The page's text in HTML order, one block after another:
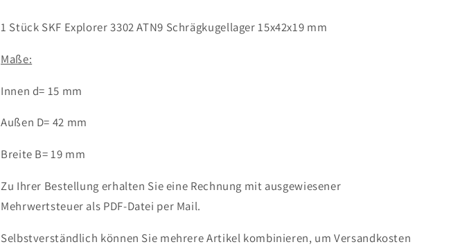
15x42x19
Kugellager
15x42x19
1 Stück SKF Explorer 3302 ATN9 Schrägkugellager 15x42x19 mm
Maße:
Innen d= 15 mm
Außen D= 42 mm
Breite B= 19 mm
Zu Ihrer Bestellung erhalten Sie eine Rechnung mit ausgewiesener
Mehrwertsteuer als PDF-Datei per Mail.
Selbstverständlich können Sie mehrere Artikel kombinieren, um Versandkosten